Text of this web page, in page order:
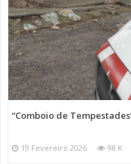
“Comboio de
19 Fevereiro 2026 98 K